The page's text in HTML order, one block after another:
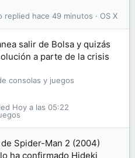
OS X
hace 49 minutos
salir de Bolsa y quizás
a parte de la crisis
consolas y juegos
Hoy a las 05:22
Spider-Man 2 (2004)
ha confirmado Hideki